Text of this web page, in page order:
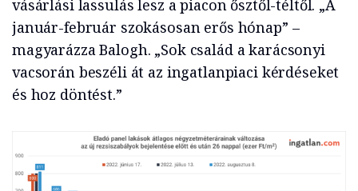
vásárlási lassulás lesz a piacon ősztől-téltől. „A
január-február szokásosan erős hónap” –
magyarázza Balogh. „Sok család a karácsonyi
vacsorán beszéli át az ingatlanpiaci kérdéseket
és hoz döntést.”